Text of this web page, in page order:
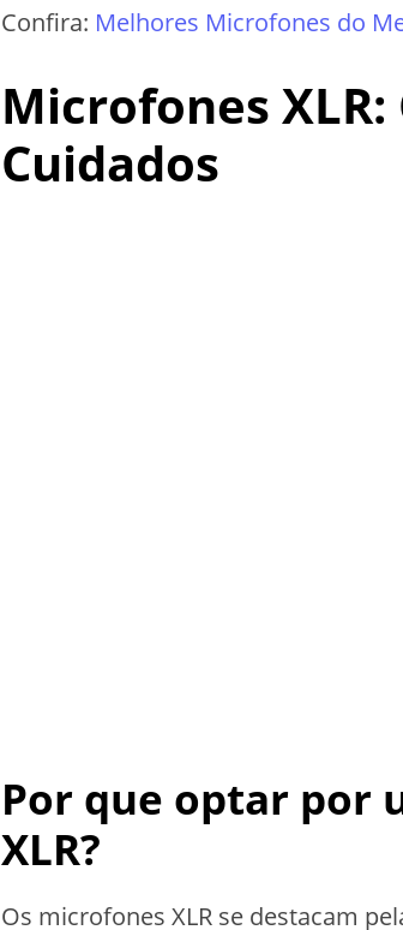
Confira: Melhores Microfones do
Microfones
Cuidados
Por que optar por
XLR?
Os microfones XLR se destacam